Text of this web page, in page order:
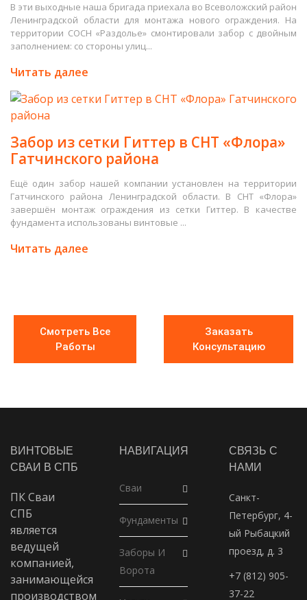
В эти выходные наша бригада приехала во Всеволожский район
Ленинградской области для монтажа нового ограждения. На
территории СОСН «Раздолье» смонтировали забор с двойным
заполнением: со стороны улиц...
Читать далее
Забор из сетки Гиттер в СНТ «Флора»
Гатчинского района
Ещё один забор нашей компании установлен на территории
Гатчинского района Ленинградской области. В СНТ «Флора»
завершён монтаж ограждения из сетки Гиттер. В качестве
фундамента использованы винтовые ...
Читать далее
Смотреть Все
Работы
Заказать
Консультацию
ВИНТОВЫЕ
СВАИ В СПБ
ПК Сваи
СПБ
является
ведущей
компанией,
занимающейся
производством
НАВИГАЦИЯ
Сваи
Фундаменты
Заборы И
Ворота
СВЯЗЬ С
НАМИ
Санкт-
Петербург, 4-
ый Рыбацкий
проезд, д. 3
+7 (812) 905-
37-22